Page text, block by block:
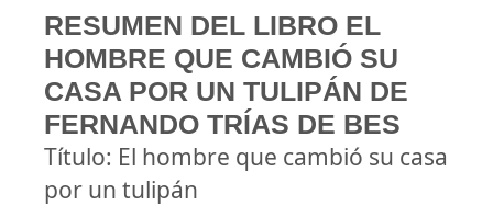
RESUMEN DEL LIBRO EL
HOMBRE QUE CAMBIÓ SU
CASA POR UN TULIPÁN DE
FERNANDO TRÍAS DE BES
Título: El hombre que cambió su casa
por un tulipán